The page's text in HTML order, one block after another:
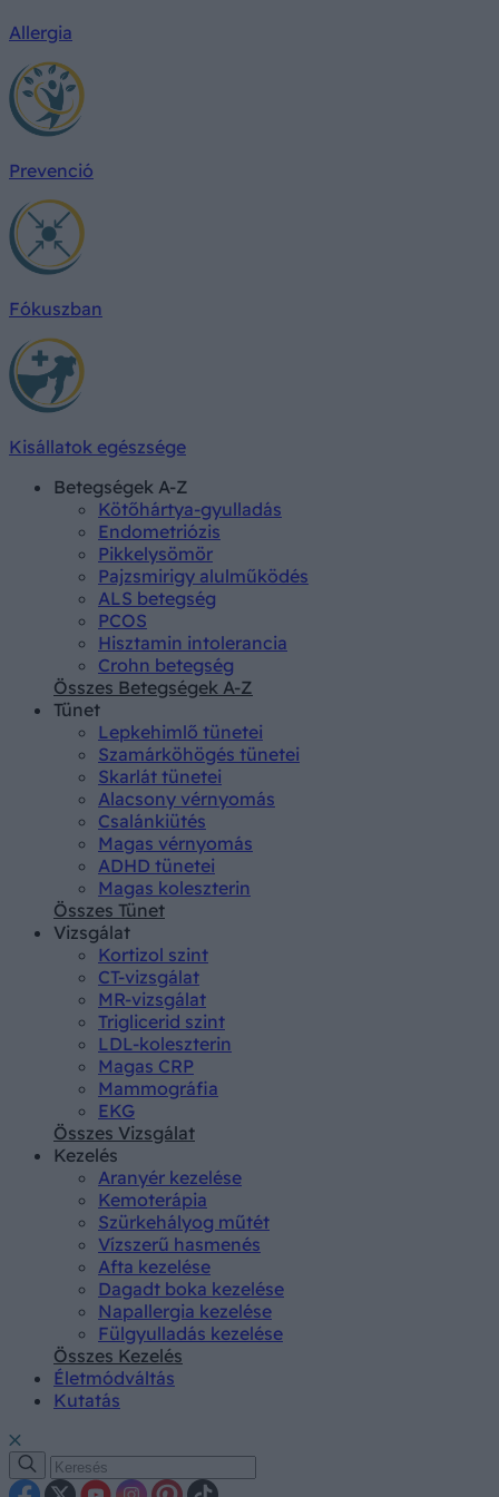
Allergia
Prevenció
Fókuszban
Kisállatok egészsége
Betegségek A-Z
Kötőhártya-gyulladás
Endometriózis
Pikkelysömör
Pajzsmirigy alulműködés
ALS betegség
PCOS
Hisztamin intolerancia
Crohn betegség
Összes Betegségek A-Z
Tünet
Lepkehimlő tünetei
Szamárköhögés tünetei
Skarlát tünetei
Alacsony vérnyomás
Csalánkiütés
Magas vérnyomás
ADHD tünetei
Magas koleszterin
Összes Tünet
Vizsgálat
Kortizol szint
CT-vizsgálat
MR-vizsgálat
Triglicerid szint
LDL-koleszterin
Magas CRP
Mammográfia
EKG
Összes Vizsgálat
Kezelés
Aranyér kezelése
Kemoterápia
Szürkehályog műtét
Vízszerű hasmenés
Afta kezelése
Dagadt boka kezelése
Napallergia kezelése
Fülgyulladás kezelése
Összes Kezelés
Életmódváltás
Kutatás